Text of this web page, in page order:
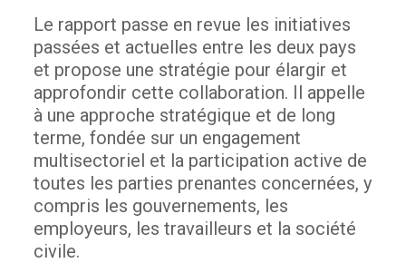
Le rapport passe en revue les initiatives
passées et actuelles entre les deux pays
et propose une stratégie pour élargir et
approfondir cette collaboration. Il appelle
à une approche stratégique et de long
terme, fondée sur un engagement
multisectoriel et la participation active de
toutes les parties prenantes concernées, y
compris les gouvernements, les
employeurs, les travailleurs et la société
civile.